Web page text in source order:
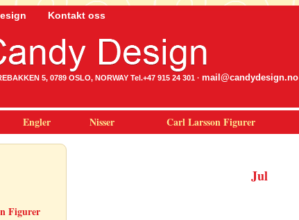
Kontakt oss
5, 0789 OSLO, NORWAY Tel.+47 915 24 301 · mail@candydesign.no
Engler Nisser Carl Larsson Figurer
Figurer
Jul